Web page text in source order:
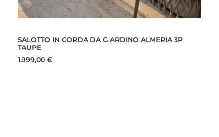
SALOTTO IN CORDA DA GIARDINO ALMERIA 3P
TAUPE
1.999,00 €